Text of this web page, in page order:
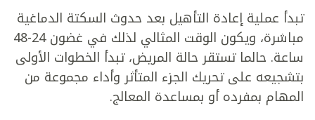
تبدأ عملية إعادة التأهيل بعد حدوث السكتة الدماغية
مباشرة، ويكون الوقت المثالي لذلك في غضون 24-48
ساعة. حالما تستقر حالة المريض، تبدأ الخطوات الأولى
بتشجيعه على تحريك الجزء المتأثر وأداء مجموعة من
المهام بمفرده أو بمساعدة المعالج.